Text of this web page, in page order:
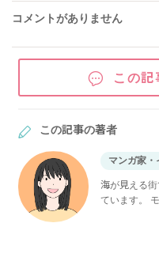
コメントがありません
この記
この記事の著者
マンガ家・
海が見える
ています。